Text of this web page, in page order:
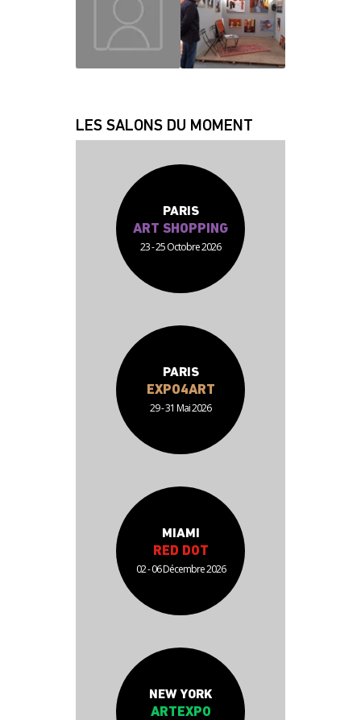
LES SALONS DU MOMENT
PARIS
ART SHOPPING
23 - 25 Octobre 2026
PARIS
EXPO4ART
29 - 31 Mai 2026
MIAMI
RED DOT
02 - 06 Décembre 2026
NEW YORK
ARTEXPO